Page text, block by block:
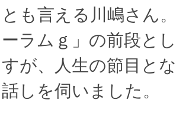
も言える川嶋さん
ーラムｇ」の前段と
すが、人生の節目と
しを伺いました。